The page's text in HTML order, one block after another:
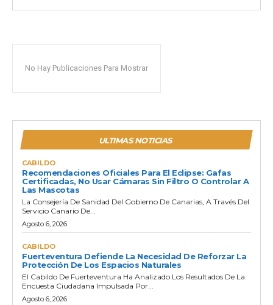
No Hay Publicaciones Para Mostrar
ULTIMAS NOTICIAS
CABILDO
Recomendaciones Oficiales Para El Eclipse: Gafas
Certificadas, No Usar Cámaras Sin Filtro O Controlar A
Las Mascotas
La Consejería De Sanidad Del Gobierno De Canarias, A Través Del
Servicio Canario De...
Agosto 6, 2026
CABILDO
Fuerteventura Defiende La Necesidad De Reforzar La
Protección De Los Espacios Naturales
El Cabildo De Fuerteventura Ha Analizado Los Resultados De La
Encuesta Ciudadana Impulsada Por...
Agosto 6, 2026